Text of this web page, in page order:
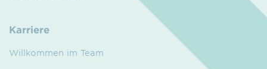
Karriere
Willkommen im Team